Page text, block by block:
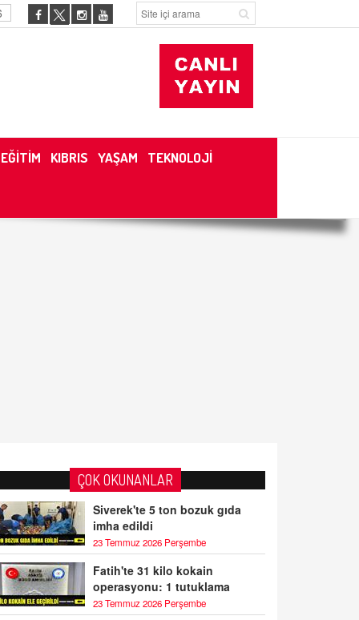
EĞİTİM KIBRIS YAŞAM TEKNOLOJİ
ÇOK OKUNANLAR
Siverek'te 5 ton bozuk gıda
imha edildi
23 Temmuz 2026 Perşembe
Fatih'te 31 kilo kokain
operasyonu: 1 tutuklama
23 Temmuz 2026 Perşembe